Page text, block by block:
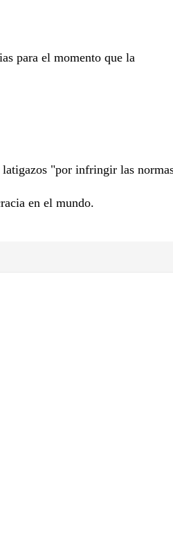
para el momento que la
"por infringir las
en el mundo.